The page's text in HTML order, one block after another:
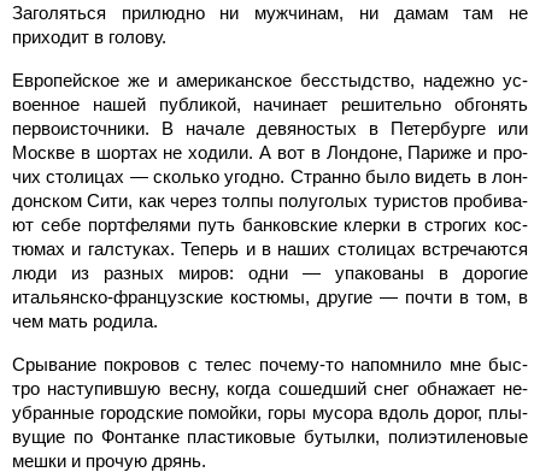
Заголяться при­людно ни мужчинам, ни дамам там не
приходит в голову.
Европейское же и американ­ское бесстыдство, надежно ус­
военное нашей публикой, на­чинает решительно обгонять
первоисточники. В начале де­вяностых в Петербурге или
Москве в шортах не ходили. А вот в Лондоне, Париже и про­
чих столицах — сколько угод­но. Странно было видеть в лон­
донском Сити, как через толпы полуголых туристов пробива­
ют себе портфелями путь бан­ковские клерки в строгих кос­
тюмах и галстуках. Теперь и в наших столицах встречаются
люди из разных миров: одни — упакованы в дорогие
итальянс­ко-французские костюмы, дру­гие — почти в том, в
чем мать родила.
Срывание покровов с телес почему-то напомнило мне быс­
тро наступившую весну, ког­да сошедший снег обнажает не­
убранные городские помойки, горы мусора вдоль дорог, плы­
вущие по Фонтанке пластиковые бутылки, полиэтиленовые
мешки и прочую дрянь.